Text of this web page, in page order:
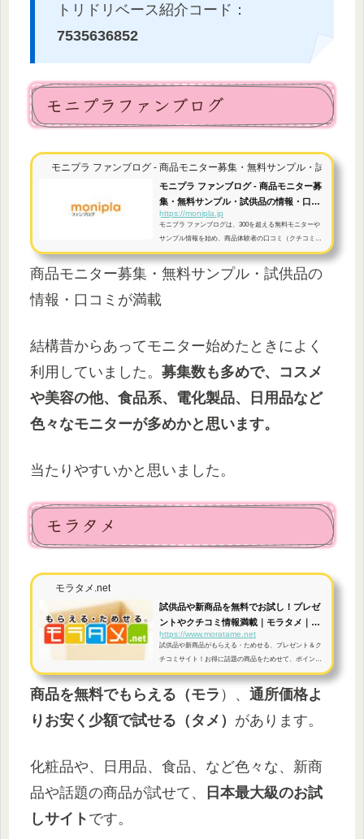
トリドリベース紹介コード：
7535636852
モニプラファンブログ
モニプラ ファンブログ - 商品モニター募集・無料サンプル・試供品の
モニプラ ファンブログ - 商品モニター募
集・無料サンプル・試供品の情報・口コ
ミ...
https://monipla.jp
モニプラ ファンブログは、300を超える無料モニターや
サンプル情報を始め、商品体験者の口コミ（クチコミ）
が多数掲載されている、日本最大級のモニター・レビュ
ーサイトです。
商品モニター募集・無料サンプル・試供品の
情報・口コミが満載
結構昔からあってモニター始めたときによく
利用していました。 募集数も多めで、コスメ
や美容の他、食品系、電化製品、日用品など
色々なモニターが多めかと思います。
当たりやすいかと思いました。
モラタメ
モラタメ.net
試供品や新商品を無料でお試し！プレゼ
ントやクチコミ情報満載｜モラタメ｜モ
ラタ...
https://www.moratame.net
試供品や新商品がもらえる・ためせる、プレゼント＆ク
チコミサイト！お得に話題の商品をためせて、ポイント
もたまる♪
商品を無料でもらえる（モラ ）、 通所価格よ
りお安く少額で試せる（タメ） があります。
化粧品や、日用品、食品、など色々な、新商
品や話題の商品が試せて、
日本最大級のお試
しサイト です。